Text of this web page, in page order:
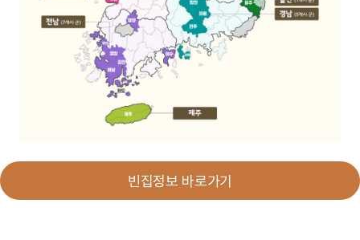
빈집정보 바로가기